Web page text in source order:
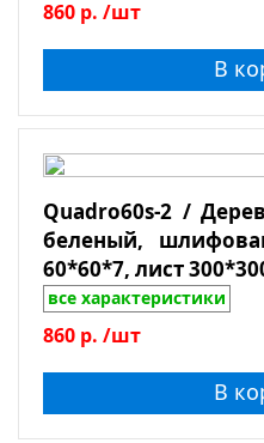
860 р. /шт
В
Quadro60s-2 /
беленый,
60*60*7, лист
все характеристики
860 р. /шт
В